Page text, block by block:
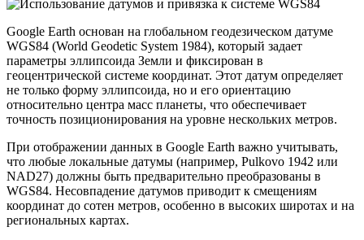
Google Earth основан на глобальном геодезическом датуме
WGS84 (World Geodetic System 1984), который задает
параметры эллипсоида Земли и фиксирован в
геоцентрической системе координат. Этот датум определяет
не только форму эллипсоида, но и его ориентацию
относительно центра масс планеты, что обеспечивает
точность позиционирования на уровне нескольких метров.
При отображении данных в Google Earth важно учитывать,
что любые локальные датумы (например, Pulkovo 1942 или
NAD27) должны быть предварительно преобразованы в
WGS84. Несовпадение датумов приводит к смещениям
координат до сотен метров, особенно в высоких широтах и на
региональных картах.